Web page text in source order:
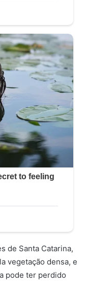
de Santa Catarina,
vegetação densa, e
pode ter perdido